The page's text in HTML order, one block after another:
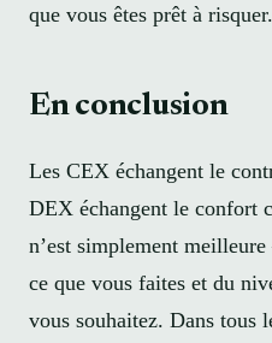
que vous êtes prêt à risquer.
En conclusion
Les CEX échangent le
DEX échangent le confort
n’est simplement
ce que vous faites et du
vous souhaitez. Dans tous